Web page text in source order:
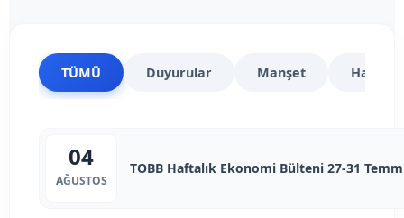
TÜMÜ Duyurular Manşet
04
AĞUSTOS
TOBB Haftalık Ekonomi Bülteni 27-31